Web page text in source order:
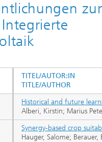
TITEL/AUTOR:IN
TITLE/AUTHOR
Historical and future
Alberi, Kirstin; Marius
Synergy-based crop
Hauger, Salome;